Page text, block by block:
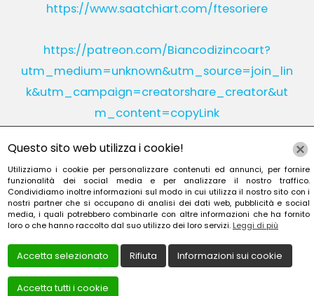
https://www.saatchiart.com/ftesoriere
https://patreon.com/Biancodizincoart?
utm_medium=unknown&utm_source=join_lin
k&utm_campaign=creatorshare_creator&ut
m_content=copyLink
Instagram Linkedin
YouTube Patreon
Questo sito web utilizza i cookie!
Utilizziamo i cookie per personalizzare contenuti ed annunci, per fornire
funzionalità dei social media e per analizzare il nostro traffico.
Condividiamo inoltre informazioni sul modo in cui utilizza il nostro sito con i
nostri partner che si occupano di analisi dei dati web, pubblicità e social
media, i quali potrebbero combinarle con altre informazioni che ha fornito
loro o che hanno raccolto dal suo utilizzo dei loro servizi. Leggi di più
Accetta selezionato Rifiuta Informazioni sui cookie
Accetta tutti i cookie